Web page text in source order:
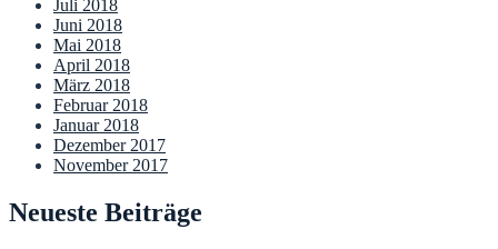
Juli 2018
Juni 2018
Mai 2018
April 2018
März 2018
Februar 2018
Januar 2018
Dezember 2017
November 2017
Neueste Beiträge